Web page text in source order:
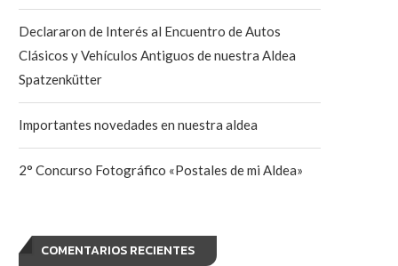
Declararon de Interés al Encuentro de Autos
Clásicos y Vehículos Antiguos de nuestra Aldea
Spatzenkütter
Importantes novedades en nuestra aldea
2° Concurso Fotográfico «Postales de mi Aldea»
COMENTARIOS RECIENTES